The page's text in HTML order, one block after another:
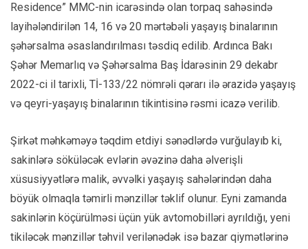
Residence” MMC-nin icarəsində olan torpaq sahəsində
layihələndirilən 14, 16 və 20 mərtəbəli yaşayış binalarının
şəhərsalma əsaslandırılması təsdiq edilib. Ardınca Bakı
Şəhər Memarlıq və Şəhərsalma Baş İdarəsinin 29 dekabr
2022-ci il tarixli, Tİ-133/22 nömrəli qərarı ilə ərazidə yaşayış
və qeyri-yaşayış binalarının tikintisinə rəsmi icazə verilib.
Şirkət məhkəməyə təqdim etdiyi sənədlərdə vurğulayıb ki,
sakinlərə söküləcək evlərin əvəzinə daha əlverişli
xüsusiyyətlərə malik, əvvəlki yaşayış sahələrindən daha
böyük olmaqla təmirli mənzillər təklif olunur. Eyni zamanda
sakinlərin köçürülməsi üçün yük avtomobilləri ayrıldığı, yeni
tikiləcək mənzillər təhvil verilənədək isə bazar qiymətlərinə